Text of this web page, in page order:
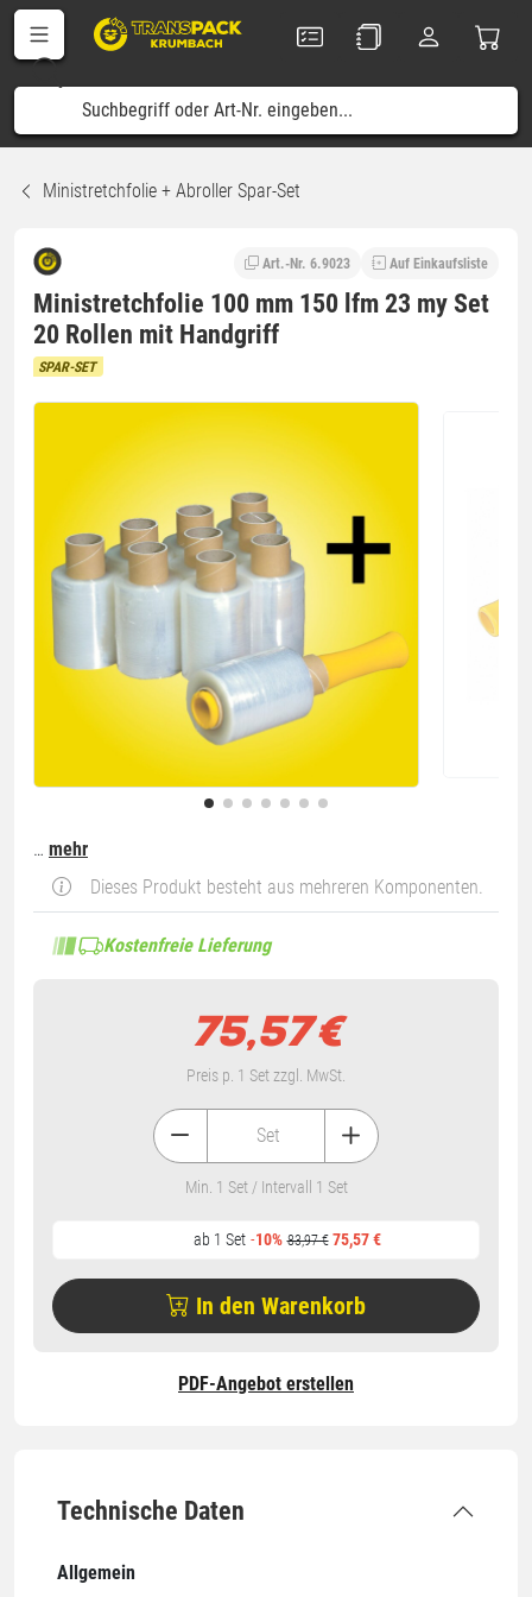
Ministretchfolie + Abroller Spar-Set
Technische Daten
Allgemein
Art.-Nr. 6.9023 Auf Einkaufsliste
Ministretchfolie 100 mm 150 lfm 23 my Set
20 Rollen mit Handgriff
SPAR-SET
… mehr
Dieses Produkt besteht aus mehreren Komponenten.
Kostenfreie Lieferung
75,57€
Preis p. 1 Set zzgl. MwSt.
ab 1 Set -10% 83,97 € 75,57 €
Set
Min. 1 Set / Intervall 1 Set
In den Warenkorb
PDF-Angebot erstellen